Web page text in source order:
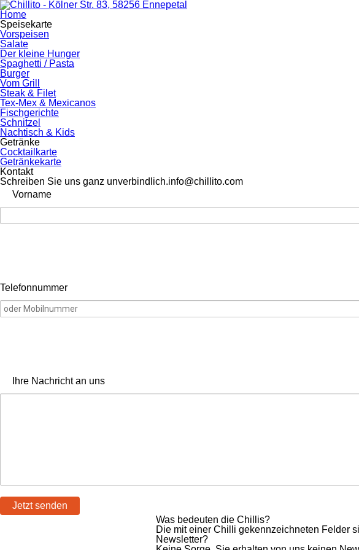
Home
Speisekarte
Vorspeisen
Salate
Der kleine Hunger
Spaghetti / Pasta
Burger
Vom Grill
Steak & Filet
Tex-Mex & Mexicanos
Fischgerichte
Schnitzel
Nachtisch & Kids
Getränke
Cocktailkarte
Getränkekarte
Kontakt
Schreiben Sie uns ganz unverbindlich.info@chillito.com
Vorname
Telefonnummer
Ihre Nachricht an uns
Jetzt senden
Was bedeuten die Chillis?
Die mit einer Chilli gekennzeichneten Felder
Newsletter?